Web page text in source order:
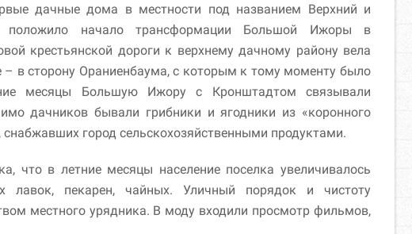
дачные дома в местности под названием Верхний и
положило начало трансформации Большой Ижоры в
крестьянской дороги к верхнему дачному району вела
в сторону Ораниенбаума, с которым к тому моменту было
месяцы Большую Ижору с Кронштадтом связывали
дачников бывали грибники и ягодники из «коронного
снабжавших город сельскохозяйственными продуктами.
что в летние месяцы население поселка увеличивалось
лавок, пекарен, чайных. Уличный порядок и чистоту
местного урядника. В моду входили просмотр фильмов,